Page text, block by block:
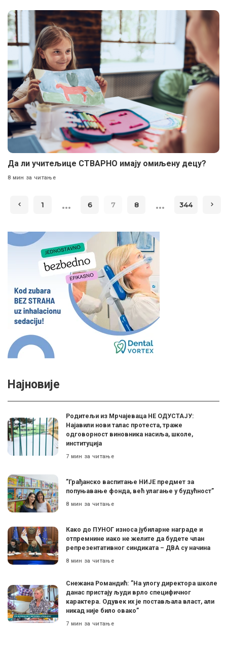
Да ли учитељице СТВАРНО имају омиљену децу?
8 мин за читање
1 … 6 7 8 … 344
Најновије
Родитељи из Мрчајеваца НЕ ОДУСТАЈУ:
Најавили нови талас протеста, траже
одговорност виновника насиља, школе,
институција
7 мин за читање
”Грађанско васпитање НИЈЕ предмет за
попуњавање фонда, већ улагање у будућност”
8 мин за читање
Како до ПУНОГ износа јубиларне награде и
отпремнине иако не желите да будете члан
репрезентативног синдиката – ДВА су начина
8 мин за читање
Снежана Романдић: ”На улогу директора школе
данас пристају људи врло специфичног
карактера. Одувек их је постављала власт, али
никад није било овако”
7 мин за читање